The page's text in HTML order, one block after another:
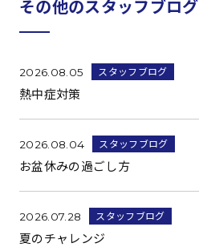
その他のスタッフブログ
2026.08.05 スタッフブログ
熱中症対策
2026.08.04 スタッフブログ
お盆休みの過ごし方
2026.07.28 スタッフブログ
夏のチャレンジ